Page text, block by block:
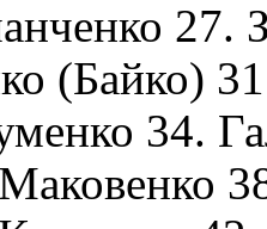
27.
(Байко)
34.